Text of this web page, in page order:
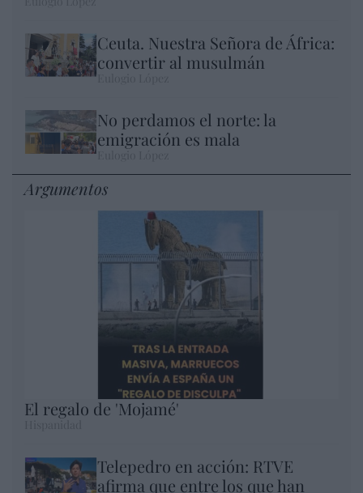
Ceuta. Nuestra Señora de África:
convertir al musulmán
No perdamos el norte: la
emigración es mala
Argumentos
El regalo de 'Mojamé'
Telepedro en acción: RTVE
afirma que entre los que han